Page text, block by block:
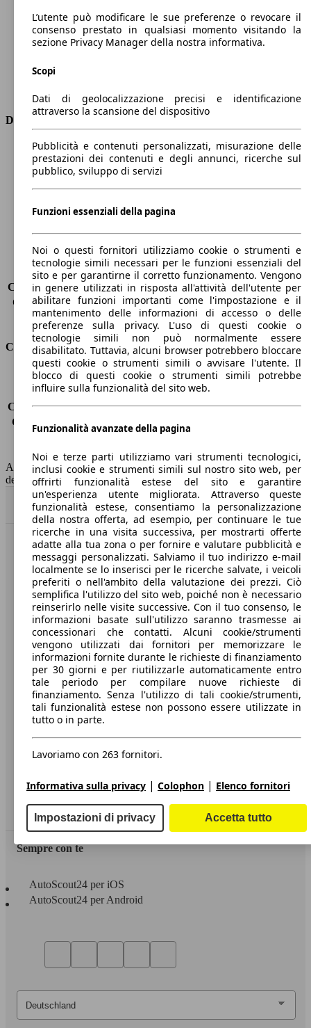
Coppia
185 nm
Cilindrata
1197 ccm
Carburante
Benzina
Trasmissione
Dimensioni
Lunghezza
4600 mm
Altezza
1490 mm
Larghezza
Peso massimo
1850 kg
Sedili
5
Carico sul tetto
-
Capacità di traino (senza freni) -
Capacità di traino (con freni)
1300 kg
Volume del bagagliaio
530 - 1658 l
Consumi
Emissioni di CO2*
132 g/km (komb.)
Consumo (urbano)
7.2 l/100km
Consumo (extra-urbano) 4.9 l/100km
Consumo (combinato)*
5.7 l/100km
Capacità del serbatoio
50 l
AutoScout24 non si assume alcuna responsabilità per la correttezza
dei dati.
Torna su
Benvenuti su AutoScout24, il mercato auto europeo.
Società
A proposito di AutoScout24
Stampa
Media
Condizioni generali
Informazioni
Privacy
Dichiarazione di Accessibilità
Servizi
Area rivenditori
Sempre con te
AutoScout24 per iOS
AutoScout24 per Android
L’utente può modificare le sue preferenze o revocare il
consenso prestato in qualsiasi momento visitando la
sezione Privacy Manager della nostra informativa.
Scopi
Dati di geolocalizzazione precisi e identificazione
attraverso la scansione del dispositivo
Pubblicità e contenuti personalizzati, misurazione delle
prestazioni dei contenuti e degli annunci, ricerche sul
pubblico, sviluppo di servizi
Funzioni essenziali della pagina
Noi o questi fornitori utilizziamo cookie o strumenti e
tecnologie simili necessari per le funzioni essenziali del
sito e per garantirne il corretto funzionamento. Vengono
in genere utilizzati in risposta all'attività dell'utente per
abilitare funzioni importanti come l'impostazione e il
mantenimento delle informazioni di accesso o delle
preferenze sulla privacy. L'uso di questi cookie o
tecnologie simili non può normalmente essere
disabilitato. Tuttavia, alcuni browser potrebbero bloccare
questi cookie o strumenti simili o avvisare l'utente. Il
blocco di questi cookie o strumenti simili potrebbe
influire sulla funzionalità del sito web.
Funzionalità avanzate della pagina
Noi e terze parti utilizziamo vari strumenti tecnologici,
inclusi cookie e strumenti simili sul nostro sito web, per
offrirti funzionalità estese del sito e garantire
un'esperienza utente migliorata. Attraverso queste
funzionalità estese, consentiamo la personalizzazione
della nostra offerta, ad esempio, per continuare le tue
ricerche in una visita successiva, per mostrarti offerte
adatte alla tua zona o per fornire e valutare pubblicità e
messaggi personalizzati. Salviamo il tuo indirizzo e-mail
localmente se lo inserisci per le ricerche salvate, i veicoli
preferiti o nell'ambito della valutazione dei prezzi. Ciò
semplifica l'utilizzo del sito web, poiché non è necessario
reinserirlo nelle visite successive. Con il tuo consenso, le
informazioni basate sull'utilizzo saranno trasmesse ai
concessionari che contatti. Alcuni cookie/strumenti
vengono utilizzati dai fornitori per memorizzare le
informazioni fornite durante le richieste di finanziamento
per 30 giorni e per riutilizzarle automaticamente entro
tale periodo per compilare nuove richieste di
finanziamento. Senza l'utilizzo di tali cookie/strumenti,
tali funzionalità estese non possono essere utilizzate in
tutto o in parte.
Lavoriamo con 263 fornitori.
Informativa sulla privacy | Colophon | Elenco fornitori
Impostazioni di privacy Accetta tutto